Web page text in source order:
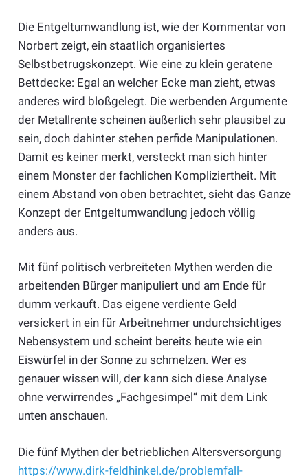
Die Entgeltumwandlung ist, wie der Kommentar von
Norbert zeigt, ein staatlich organisiertes
Selbstbetrugskonzept. Wie eine zu klein geratene
Bettdecke: Egal an welcher Ecke man zieht, etwas
anderes wird bloßgelegt. Die werbenden Argumente
der Metallrente scheinen äußerlich sehr plausibel zu
sein, doch dahinter stehen perfide Manipulationen.
Damit es keiner merkt, versteckt man sich hinter
einem Monster der fachlichen Kompliziertheit. Mit
einem Abstand von oben betrachtet, sieht das Ganze
Konzept der Entgeltumwandlung jedoch völlig
anders aus.
Mit fünf politisch verbreiteten Mythen werden die
arbeitenden Bürger manipuliert und am Ende für
dumm verkauft. Das eigene verdiente Geld
versickert in ein für Arbeitnehmer undurchsichtiges
Nebensystem und scheint bereits heute wie ein
Eiswürfel in der Sonne zu schmelzen. Wer es
genauer wissen will, der kann sich diese Analyse
ohne verwirrendes „Fachgesimpel“ mit dem Link
unten anschauen.
Die fünf Mythen der betrieblichen Altersversorgung
https://www.dirk-feldhinkel.de/problemfall-